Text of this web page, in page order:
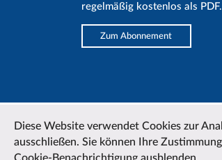
regelmäßig kostenlos als PDF.
Zum Abonnement
Diese Website verwendet Cookies zur
ausschließen. Sie können Ihre